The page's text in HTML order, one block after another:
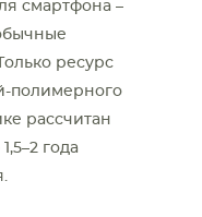
смартфона –
ресурс
полимерного
рассчитан
года